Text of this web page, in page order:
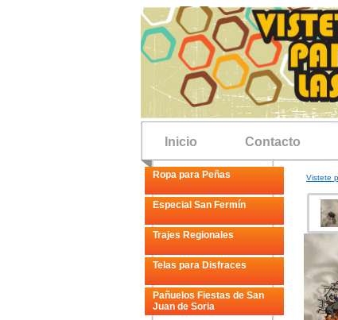
Inicio Contacto
Ropa para Peñas
Especial San Fermín
Trajes Regionales
Telas para Disfraces
Pañuelos Fiestas de San
Juan de Soria
Vistete